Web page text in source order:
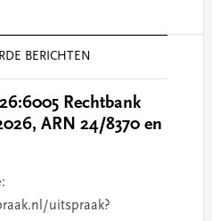
BERICHTEN
Rechtbank
ARN 24/8370 en
uitspraak?